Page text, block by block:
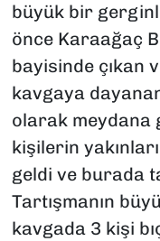
büyük bir
önce Karaağaç
bayisinde çıkan
kavgaya
olarak meydana
kişilerin
geldi ve burada
Tartışmanın
kavgada 3 kişi